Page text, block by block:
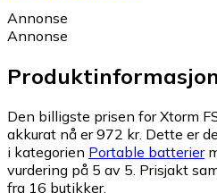
Annonse
Annonse
Produktinformasjon
Den billigste prisen for Xtorm
akkurat nå er 972 kr. Dette er
i kategorien Portable batterier
vurdering på 5 av 5. Prisjakt
fra 16 butikker.